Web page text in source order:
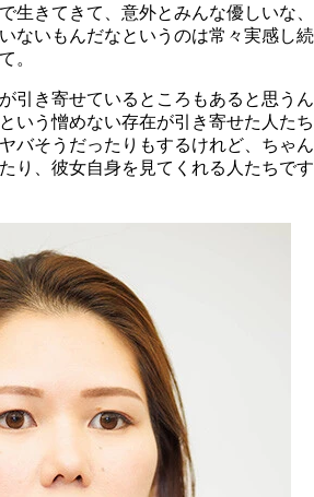
生きてきて、意外とみんな優しいな、
ないもんだなというのは常々実感し続
。
引き寄せているところもあると思うん
いう憎めない存在が引き寄せた人たち
バそうだったりもするけれど、ちゃん
り、彼女自身を見てくれる人たちです